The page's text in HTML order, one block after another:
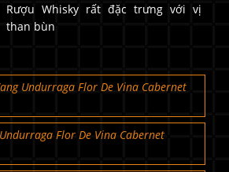
Rượu Whisky rất đặc trưng với vị
than bùn
Undurraga Flor De Vina Cabernet
Flor De Vina Cabernet